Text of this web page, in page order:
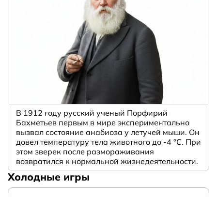
В 1912 году русский ученый Порфирий
Бахметьев первым в мире экспериментально
вызвал состояние анабиоза у летучей мыши. Он
довел температуру тела животного до -4 °C. При
этом зверек после размораживания
возвратился к нормальной жизнедеятельности.
Холодные игры